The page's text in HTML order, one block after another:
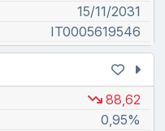
15/11/2031
IT0005619546
88,62
0,95%